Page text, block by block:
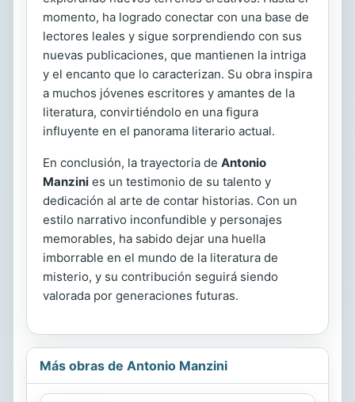
momento, ha logrado conectar con una base de
lectores leales y sigue sorprendiendo con sus
nuevas publicaciones, que mantienen la intriga
y el encanto que lo caracterizan. Su obra inspira
a muchos jóvenes escritores y amantes de la
literatura, convirtiéndolo en una figura
influyente en el panorama literario actual.
En conclusión, la trayectoria de Antonio
Manzini es un testimonio de su talento y
dedicación al arte de contar historias. Con un
estilo narrativo inconfundible y personajes
memorables, ha sabido dejar una huella
imborrable en el mundo de la literatura de
misterio, y su contribución seguirá siendo
valorada por generaciones futuras.
Más obras de Antonio Manzini